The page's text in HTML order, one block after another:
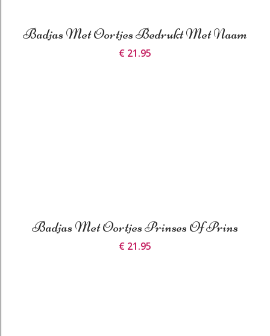
Badjas Met Oortjes Bedrukt Met Naam
€ 21.95
Badjas Met Oortjes Prinses Of Prins
€ 21.95